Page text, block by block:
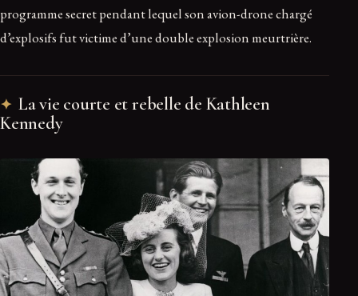
programme secret pendant lequel son avion-drone chargé
d’explosifs fut victime d’une double explosion meurtrière.
La vie courte et rebelle de Kathleen
Kennedy